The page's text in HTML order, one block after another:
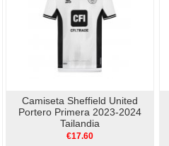
Camiseta Sheffield United
Portero Primera 2023-2024
Tailandia
€17.60